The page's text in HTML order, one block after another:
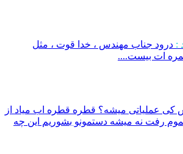
: درود جناب مهندس ، خدا قوت ، مثل
ات بیست....
کی عملیاتی میشه؟ قطره قطره اب میاد از
رفت نه میشه دستمونو بشوریم این چه